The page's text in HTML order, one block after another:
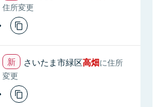
住所変更
さいたま市緑区高畑に住所
変更